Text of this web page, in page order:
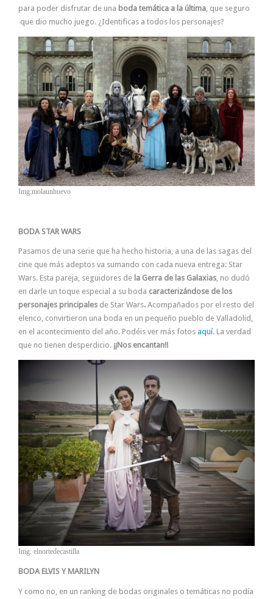
para poder disfrutar de una boda temática a la última , que seguro
que dio mucho juego. ¿Identificas a todos los personajes?
Img:molaunhuevo
BODA STAR WARS
Pasamos de una serie que ha hecho historia, a una de las sagas del
cine que más adeptos va sumando con cada nueva entrega: Star
Wars. Esta pareja, seguidores de la Gerra de las Galaxias , no dudó
en darle un toque especial a su boda caracterizándose de los
personajes principales de Star Wars. Acompañados por el resto del
elenco, convirtieron una boda en un pequeño pueblo de Valladolid,
en el acontecimiento del año. Podéis ver más fotos aquí. La verdad
que no tienen desperdicio. ¡¡Nos encantan!!
Img: elnortedecastilla
BODA ELVIS Y MARILYN
Y como no, en un ranking de bodas originales o temáticas no podía